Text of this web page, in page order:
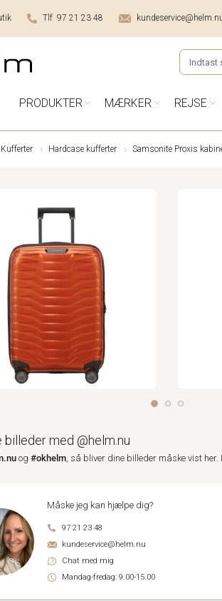
Tlf 97 21 23 48
PRODUKTER MÆRKER REJSE
Kufferter Hardcase kufferter Samsonite Proxis
billeder med @helm.nu
og #okhelm, så bliver dine billeder måske vist
Måske jeg kan hjælpe dig?
97 21 23 48
kundeservice@helm.nu
Chat med mig
Mandag-fredag: 9.00-15.00